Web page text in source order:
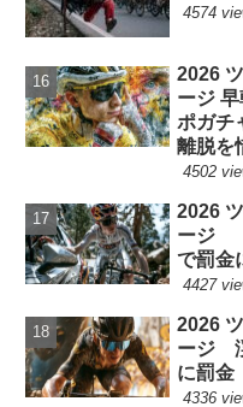
4574
2026
ージ
ポガチ
離脱を
4502
2026
ージ
で罰金
4427
2026
ージ
に罰金
4336